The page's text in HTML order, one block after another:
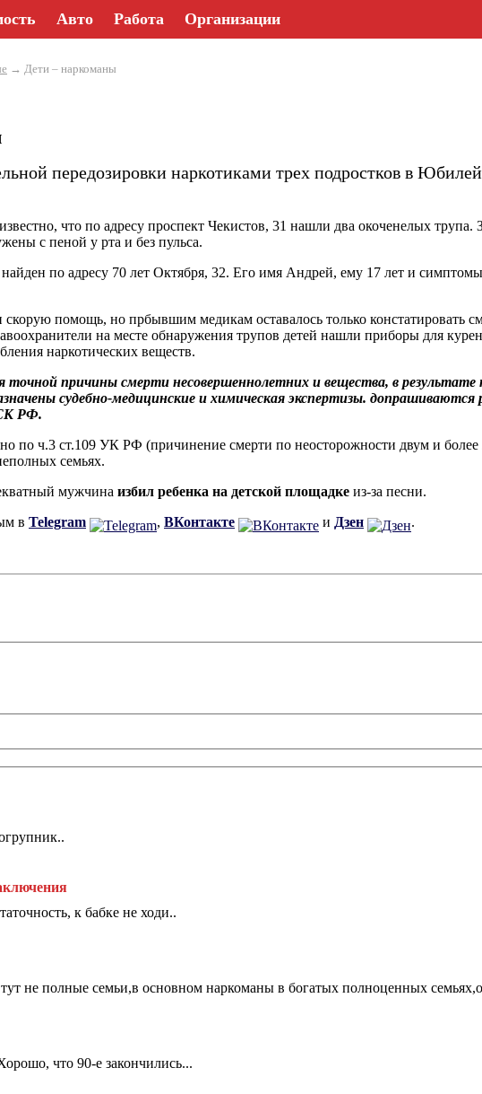
Авто Работа Организации
→ Дети – наркоманы
передозировки наркотиками трех подростков в
что по адресу проспект Чекистов, 31 нашли два окоченелых
с пеной у рта и без пульса.
по адресу 70 лет Октября, 32. Его имя Андрей, ему 17 лет и
помощь, но прбывшим медикам оставалось только констатировать
на месте обнаружения трупов детей нашли приборы для
наркотических веществ.
причины смерти несовершеннолетних и вещества, в результате
судебно-медицинские и химическая экспертизы.
РФ.
по ч.3 ст.109 УК РФ (причинение смерти по неосторожности двум и
семьях.
мужчина избил ребенка на детской площадке из-за песни.
в Telegram , ВКонтакте и Дзен .
к бабке не ходи..
не полные семьи,в основном наркоманы в богатых полноценных
что 90-е закончились...